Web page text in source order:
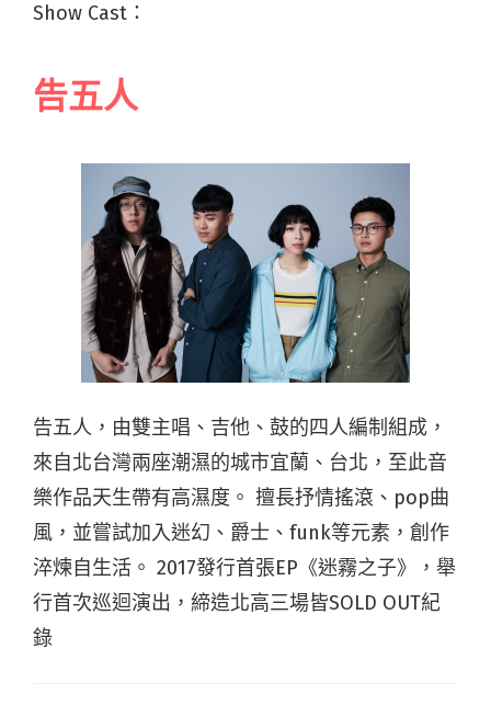
Show Cast：
告五人
告五人，由雙主唱、吉他、鼓的四人編制組成，
來自北台灣兩座潮濕的城市宜蘭、台北，至此音
樂作品天生帶有高濕度。 擅長抒情搖滾、pop曲
風，並嘗試加入迷幻、爵士、funk等元素，創作
淬煉自生活。 2017發行首張EP《迷霧之子》，舉
行首次巡迴演出，締造北高三場皆SOLD OUT紀
錄